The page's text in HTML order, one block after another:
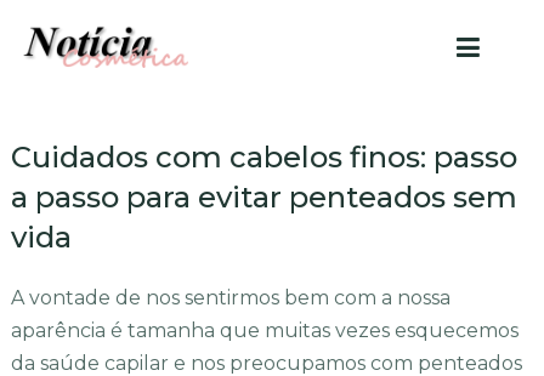
Cuidados com cabelos finos: passo
a passo para evitar penteados sem
vida
A vontade de nos sentirmos bem com a nossa
aparência é tamanha que muitas vezes esquecemos
da saúde capilar e nos preocupamos com penteados